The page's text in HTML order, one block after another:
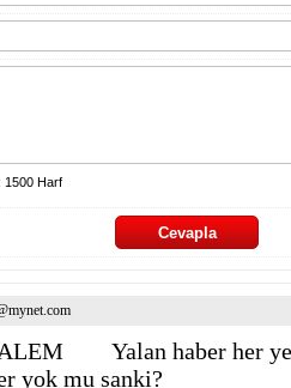
Yalan haber her
yok mu sanki?